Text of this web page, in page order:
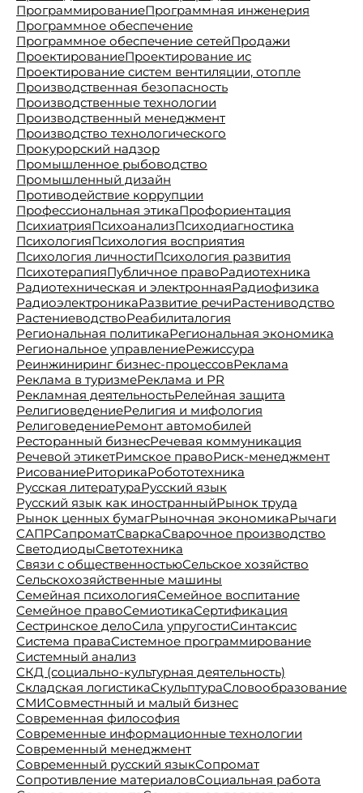
ПрограммированиеПрограммная инженерия
Программное обеспечение
Программное обеспечение сетейПродажи
ПроектированиеПроектирование ис
Проектирование систем вентиляции, отопле
Производственная безопасность
Производственные технологии
Производственный менеджмент
Производство технологического
Прокурорский надзор
Промышленное рыбоводство
Промышленный дизайн
Противодействие коррупции
Профессиональная этикаПрофориентация
ПсихиатрияПсихоанализПсиходиагностика
ПсихологияПсихология восприятия
Психология личностиПсихология развития
ПсихотерапияПубличное правоРадиотехника
Радиотехническая и электроннаяРадиофизика
РадиоэлектроникаРазвитие речиРастениводство
РастениеводствоРеабилиталогия
Региональная политикаРегиональная экономика
Региональное управлениеРежиссура
Реинжиниринг бизнес-процессовРеклама
Реклама в туризмеРеклама и PR
Рекламная деятельностьРелейная защита
РелигиоведениеРелигия и мифология
РелиговедениеРемонт автомобилей
Ресторанный бизнесРечевая коммуникация
Речевой этикетРимское правоРиск-менеджмент
РисованиеРиторикаРобототехника
Русская литератураРусский язык
Русский язык как иностранныйРынок труда
Рынок ценных бумагРыночная экономикаРычаги
САПРСапроматСваркаСварочное производство
СветодиодыСветотехника
Связи с общественностьюСельское хозяйство
Сельскохозяйственные машины
Семейная психологияСемейное воспитание
Семейное правоСемиотикаСертификация
Сестринское делоСила упругостиСинтаксис
Система праваСистемное программирование
Системный анализ
СКД (социально-культурная деятельность)
Складская логистикаСкульптураСловообразование
СМИСовместнный и малый бизнес
Современная философия
Современные информационные технологии
Современный менеджмент
Современный русский языкСопромат
Сопротивление материаловСоциальная работа